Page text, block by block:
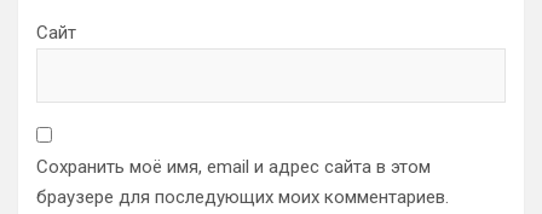
Сайт
Сохранить моё имя, email и адрес сайта в этом
браузере для последующих моих комментариев.